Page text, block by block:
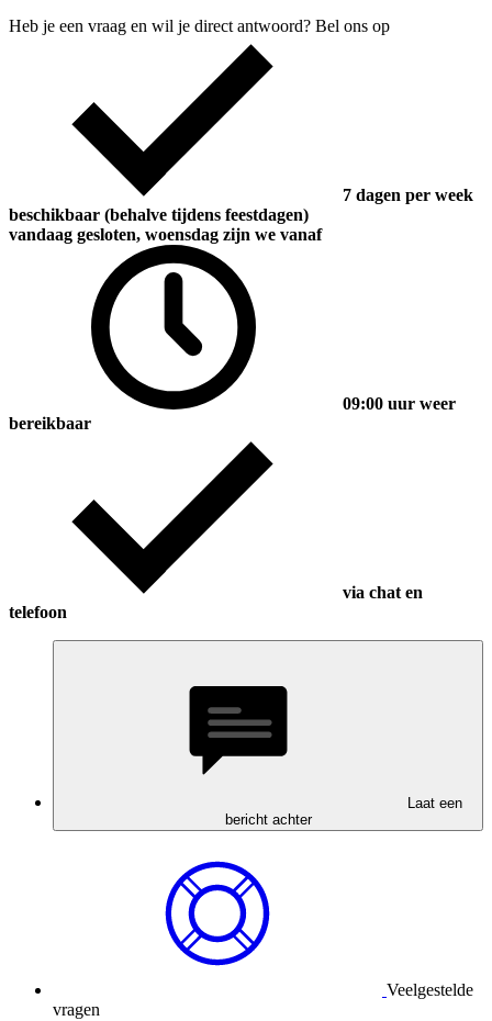
Heb je een vraag en wil je direct antwoord? Bel ons op
7 dagen per week
beschikbaar (behalve tijdens feestdagen)
vandaag gesloten, woensdag zijn we vanaf
09:00 uur weer
bereikbaar
via chat en
telefoon
Laat een
bericht achter
Veelgestelde
vragen